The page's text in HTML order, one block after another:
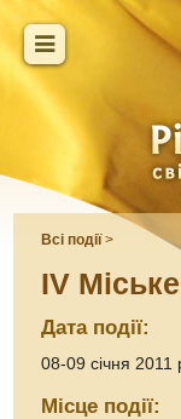
Всі події>
IV
Дата події:
08-09 січня 2011
Місце події: